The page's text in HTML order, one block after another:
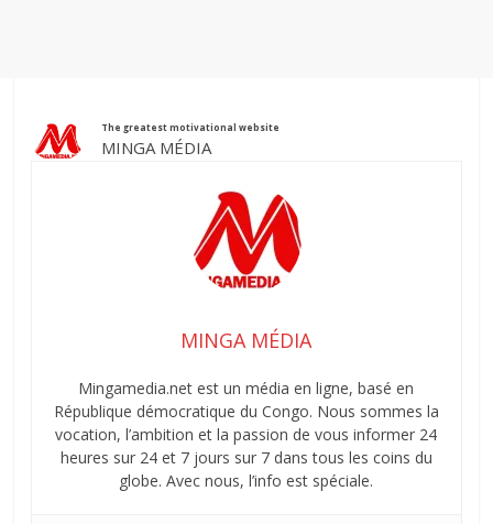
The greatest motivational website
MINGA MÉDIA
MINGA MÉDIA
Mingamedia.net est un média en ligne, basé en
République démocratique du Congo. Nous sommes la
vocation, l’ambition et la passion de vous informer 24
heures sur 24 et 7 jours sur 7 dans tous les coins du
globe. Avec nous, l’info est spéciale.